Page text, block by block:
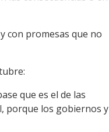
con promesas que no
que es el de las
porque los gobiernos y